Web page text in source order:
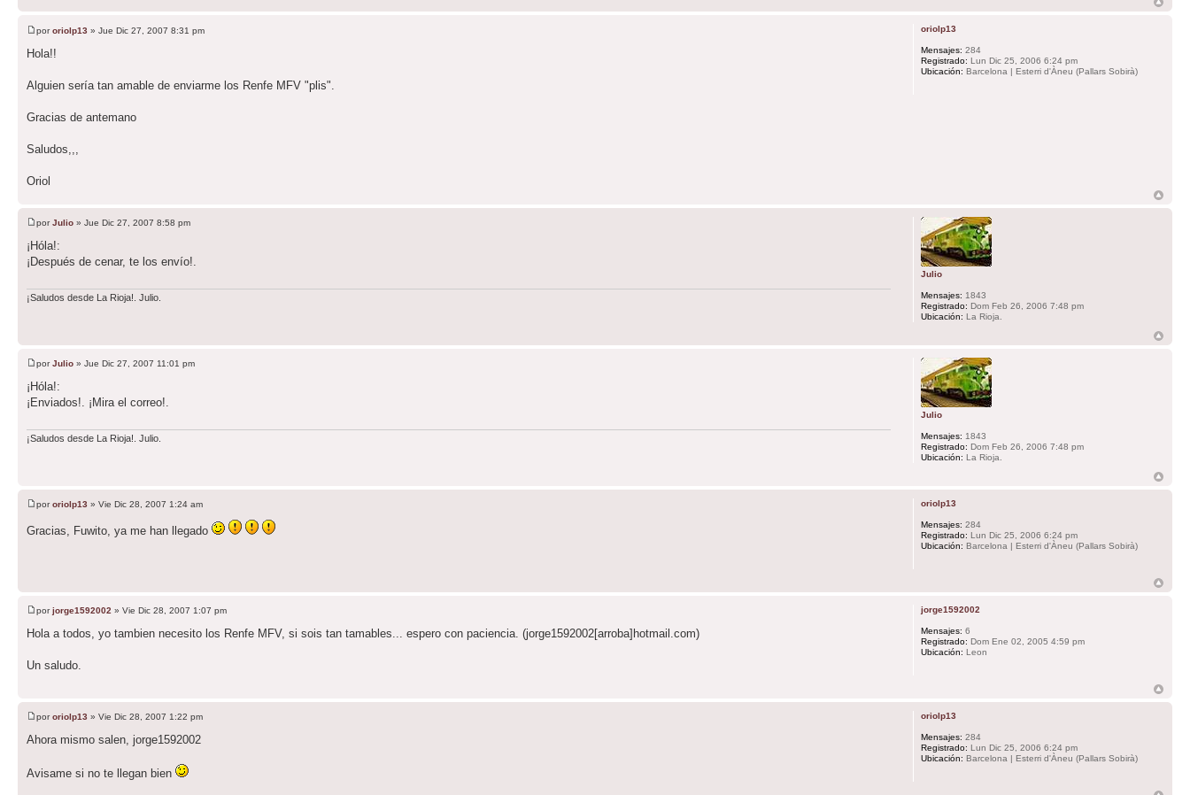
pororiolp13 » Jue Dic 27, 2007 8:31 pm
Hola!!
Alguien sería tan amable de enviarme los Renfe MFV "plis".
Gracias de antemano
Saludos,,,
Oriol
oriolp13
Mensajes: 284
Registrado: Lun Dic 25, 2006 6:24 pm
Ubicación: Barcelona | Esterri d'Àneu (Pallars Sobirà)
porJulio » Jue Dic 27, 2007 8:58 pm
¡Hóla!:
¡Después de cenar, te los envío!.
¡Saludos desde La Rioja!. Julio.
Julio
Mensajes: 1843
Registrado: Dom Feb 26, 2006 7:48 pm
Ubicación: La Rioja.
porJulio » Jue Dic 27, 2007 11:01 pm
¡Hóla!:
¡Enviados!. ¡Mira el correo!.
¡Saludos desde La Rioja!. Julio.
Julio
Mensajes: 1843
Registrado: Dom Feb 26, 2006 7:48 pm
Ubicación: La Rioja.
pororiolp13 » Vie Dic 28, 2007 1:24 am
Gracias, Fuwito, ya me han llegado
oriolp13
Mensajes: 284
Registrado: Lun Dic 25, 2006 6:24 pm
Ubicación: Barcelona | Esterri d'Àneu (Pallars Sobirà)
porjorge1592002 » Vie Dic 28, 2007 1:07 pm
Hola a todos, yo tambien necesito los Renfe MFV, si sois tan tamables... espero con paciencia. (jorge1592002[arroba]hotmail.com)
Un saludo.
jorge1592002
Mensajes: 6
Registrado: Dom Ene 02, 2005 4:59 pm
Ubicación: Leon
pororiolp13 » Vie Dic 28, 2007 1:22 pm
Ahora mismo salen, jorge1592002
Avisame si no te llegan bien
oriolp13
Mensajes: 284
Registrado: Lun Dic 25, 2006 6:24 pm
Ubicación: Barcelona | Esterri d'Àneu (Pallars Sobirà)